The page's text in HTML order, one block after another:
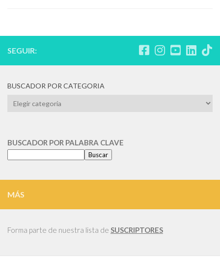
SEGUIR:
BUSCADOR POR CATEGORIA
BUSCADOR
BUSCADOR POR PALABRA CLAVE
Buscar
MÁS
Forma parte de nuestra lista de SUSCRIPTORES